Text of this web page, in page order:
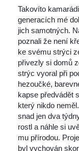
Takovíto
generacích mé
jich samotných.
poznali že není
ke svému strýci
přivezly si domů
trýc vyoral při
hezoučké,
kapse předvádět
který nikdo
nad jen dva
rostl a náhle si
mu přírodou.
byl vychován